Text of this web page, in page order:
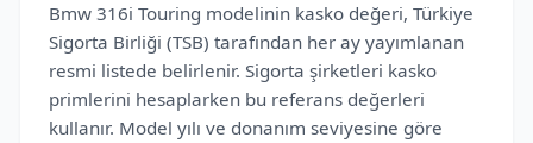
Bmw 316i Touring modelinin kasko değeri, Türkiye
Sigorta Birliği (TSB) tarafından her ay yayımlanan
resmi listede belirlenir. Sigorta şirketleri kasko
primlerini hesaplarken bu referans değerleri
kullanır. Model yılı ve donanım seviyesine göre